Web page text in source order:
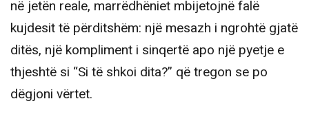
në jetën reale, marrëdhëniet mbijetojnë falë
kujdesit të përditshëm: një mesazh i ngrohtë gjatë
ditës, një kompliment i sinqertë apo një pyetje e
thjeshtë si “Si të shkoi dita?” që tregon se po
dëgjoni vërtet.